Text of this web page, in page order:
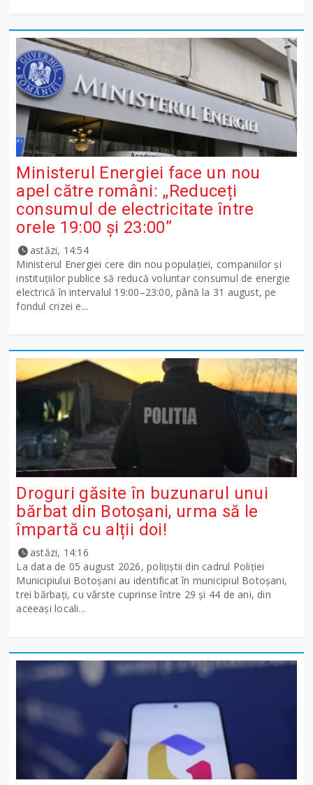
Ministerul Energiei face un nou
apel către români: „Reduceți
consumul de electricitate între
orele 19:00 și 23:00”
astăzi, 14:54
Ministerul Energiei cere din nou populației, companiilor și
instituțiilor publice să reducă voluntar consumul de energie
electrică în intervalul 19:00–23:00, până la 31 august, pe
fondul crizei e...
Droguri găsite în buzunarul unui
bărbat din Botoșani, urma să le
împartă cu alții doi!
astăzi, 14:16
La data de 05 august 2026, polițiștii din cadrul Poliției
Municipiului Botoșani au identificat în municipiul Botoșani,
trei bărbați, cu vârste cuprinse între 29 și 44 de ani, din
aceeași locali...